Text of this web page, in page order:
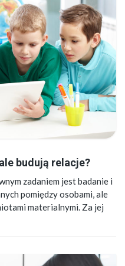
budują relacje?
zadaniem jest badanie i
pomiędzy osobami, ale
materialnymi. Za jej